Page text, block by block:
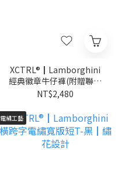
XCTRL®┃Lamborghini
經典徽章牛仔褲(附贈聯名
鑰匙圈)┃硬挺 顯瘦
NT$2,480
電繡工藝